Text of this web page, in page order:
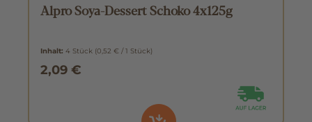
Alpro Soya-Dessert Schoko 4x125g
Inhalt: 4 Stück (0,52 € / 1 Stück)
2,09 €